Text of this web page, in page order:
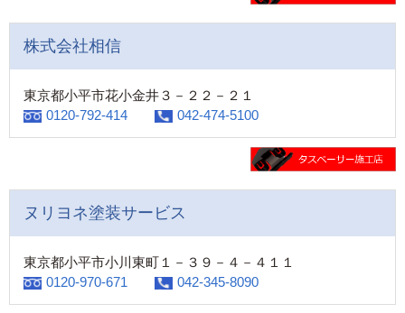
株式会社相信
東京都小平市花小金井３－２２－２１
0120-792-414
042-474-5100
ヌリヨネ塗装サービス
東京都小平市小川東町１－３９－４－４１１
0120-970-671
042-345-8090